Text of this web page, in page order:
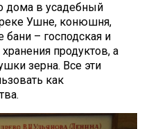
дома в усадебный
реке Ушне, конюшня,
– господская и
продуктов, а
зерна. Все эти
как